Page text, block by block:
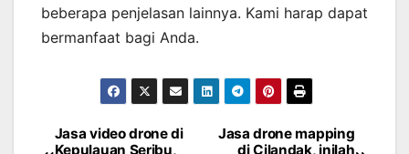
beberapa penjelasan lainnya. Kami harap dapat
bermanfaat bagi Anda.
Post
Jasa drone mapping
di Cilandak, inilah
Jasa video drone di
Kepulauan Seribu,